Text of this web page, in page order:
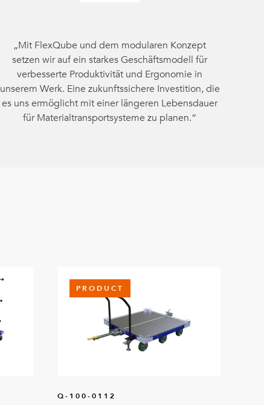
„Mit FlexQube und dem modularen Konzept
setzen wir auf ein starkes Geschäftsmodell für
verbesserte Produktivität und Ergonomie in
unserem Werk. Eine zukunftssichere Investition, die
es uns ermöglicht mit einer längeren Lebensdauer
für Materialtransportsysteme zu planen.“
PRODUCT
Q-100-0112